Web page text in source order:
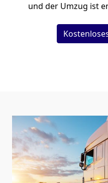
und der Umzug ist